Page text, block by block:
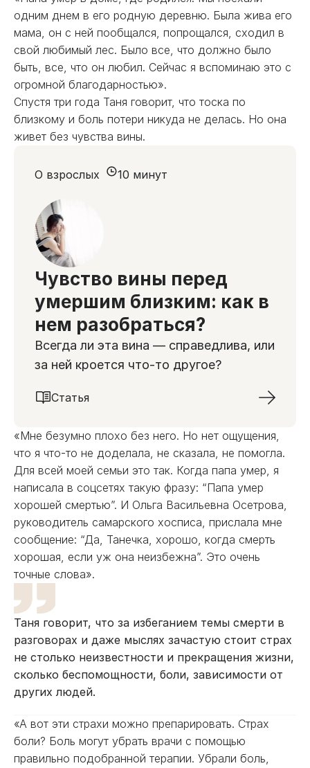
одним днем в его родную деревню. Была жива его
мама, он с ней пообщался, попрощался, сходил в
свой любимый лес. Было все, что должно было
быть, все, что он любил. Сейчас я вспоминаю это с
огромной благодарностью».
Спустя три года Таня говорит, что тоска по
близкому и боль потери никуда не делась. Но она
живет без чувства вины.
Чувство вины перед
умершим близким: как в
нем разобраться?
Всегда ли эта вина — справедлива, или
за ней кроется что-то другое?
О взрослых
Статья
10 минут
«Мне безумно плохо без него. Но нет ощущения,
что я что-то не доделала, не сказала, не помогла.
Для всей моей семьи это так. Когда папа умер, я
написала в соцсетях такую фразу: “Папа умер
хорошей смертью”. И Ольга Васильевна Осетрова,
руководитель самарского хосписа, прислала мне
сообщение: “Да, Танечка, хорошо, когда смерть
хорошая, если уж она неизбежна”. Это очень
точные слова».
Таня говорит, что за избеганием темы смерти в
разговорах и даже мыслях зачастую стоит страх
не столько неизвестности и прекращения жизни,
сколько беспомощности, боли, зависимости от
других людей.
«А вот эти страхи можно препарировать. Страх
боли? Боль могут убрать врачи с помощью
правильно подобранной терапии. Убрали боль,